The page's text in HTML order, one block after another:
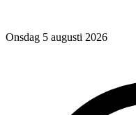
Onsdag 5 augusti 2026